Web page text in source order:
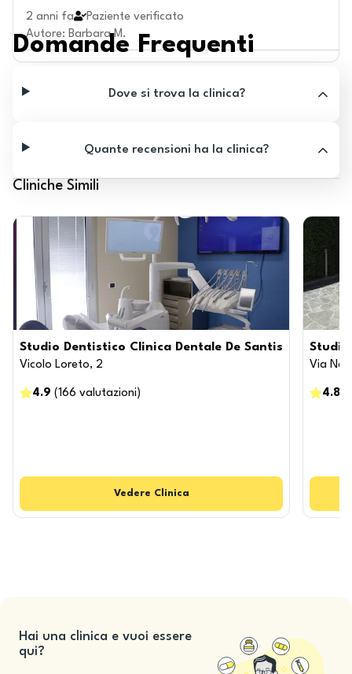
2 anni fa
Paziente verificato
Autore: Barbara M.
Domande Frequenti
Dove si trova la clinica?
Quante recensioni ha la clinica?
Cliniche Simili
Studio Dentistico Clinica Dentale De Santis
Vicolo Loreto, 2
4.9 (166 valutazioni )
Vedere Clinica
Studio
Via
4.8
Hai una clinica e vuoi essere
qui?